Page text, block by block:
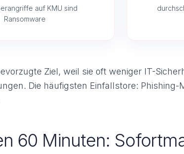
auf KMU sind
Ransomware
Ziel, weil sie oft weniger IT-
Die häufigsten Einfallstore:
60 Minuten: